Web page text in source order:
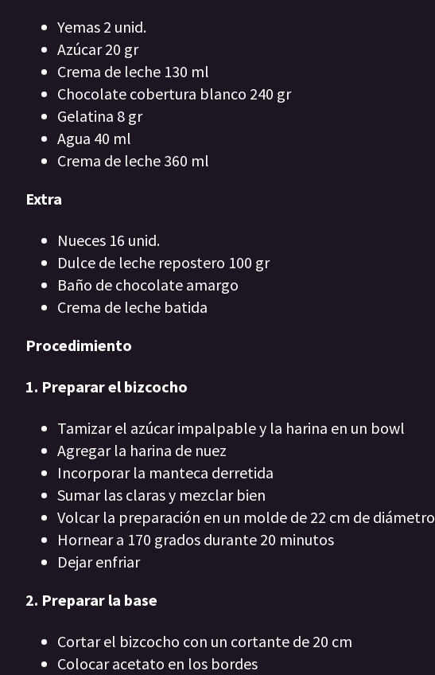
Yemas 2 unid.
Azúcar 20 gr
Crema de leche 130 ml
Chocolate cobertura blanco 240 gr
Gelatina 8 gr
Agua 40 ml
Crema de leche 360 ml
Extra
Nueces 16 unid.
Dulce de leche repostero 100 gr
Baño de chocolate amargo
Crema de leche batida
Procedimiento
1. Preparar el bizcocho
Tamizar el azúcar impalpable y la harina en un bowl
Agregar la harina de nuez
Incorporar la manteca derretida
Sumar las claras y mezclar bien
Volcar la preparación en un molde de 22 cm de diámetro
Hornear a 170 grados durante 20 minutos
Dejar enfriar
2. Preparar la base
Cortar el bizcocho con un cortante de 20 cm
Colocar acetato en los bordes